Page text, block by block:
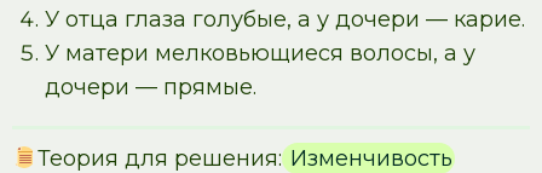
У отца глаза голубые, а у дочери — карие.
У матери мелковьющиеся волосы, а у
дочери — прямые.
Теория для решения:Изменчивость